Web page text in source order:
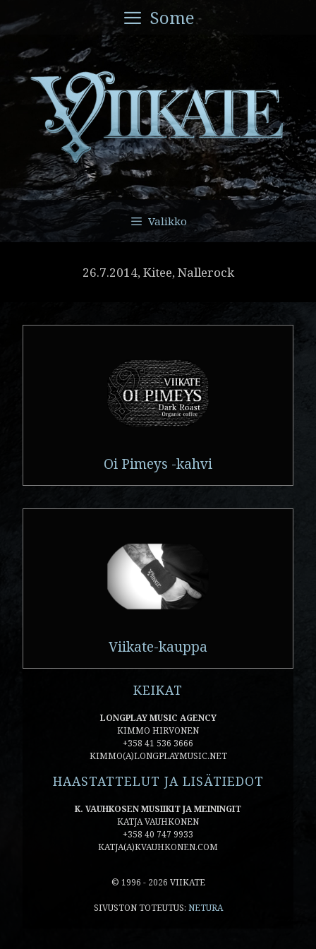
sisältöön
Some
Valikko
26.7.2014, Kitee, Nallerock
Oi Pimeys -kahvi
Viikate-kauppa
KEIKAT
LONGPLAY MUSIC AGENCY
KIMMO HIRVONEN
+358 41 536 3666
KIMMO(A)LONGPLAYMUSIC.NET
HAASTATTELUT JA LISÄTIEDOT
K. VAUHKOSEN MUSIIKIT JA MEININGIT
KATJA VAUHKONEN
+358 40 747 9933
KATJA(A)KVAUHKONEN.COM
© 1996 - 2026 VIIKATE
SIVUSTON TOTEUTUS: NETURA